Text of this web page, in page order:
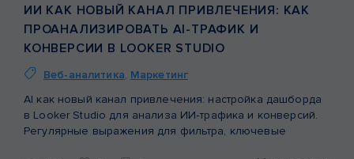
ИИ КАК НОВЫЙ КАНАЛ ПРИВЛЕЧЕНИЯ: КАК
ПРОАНАЛИЗИРОВАТЬ AI-ТРАФИК И
КОНВЕРСИИ В LOOKER STUDIO
Веб-аналитика, Маркетинг
AI как новый канал привлечения: настройка дашборда
в Looker Studio для анализа ИИ‑трафика и конверсий.
Регулярные выражения для фильтра, ключевые